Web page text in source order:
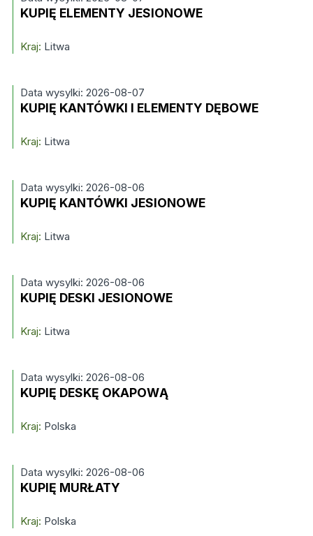
KUPIĘ ELEMENTY JESIONOWE
Kraj: Litwa
Data wysylki: 2026-08-07
KUPIĘ KANTÓWKI I ELEMENTY DĘBOWE
Kraj: Litwa
Data wysylki: 2026-08-06
KUPIĘ KANTÓWKI JESIONOWE
Kraj: Litwa
Data wysylki: 2026-08-06
KUPIĘ DESKI JESIONOWE
Kraj: Litwa
Data wysylki: 2026-08-06
KUPIĘ DESKĘ OKAPOWĄ
Kraj: Polska
Data wysylki: 2026-08-06
KUPIĘ MURŁATY
Kraj: Polska